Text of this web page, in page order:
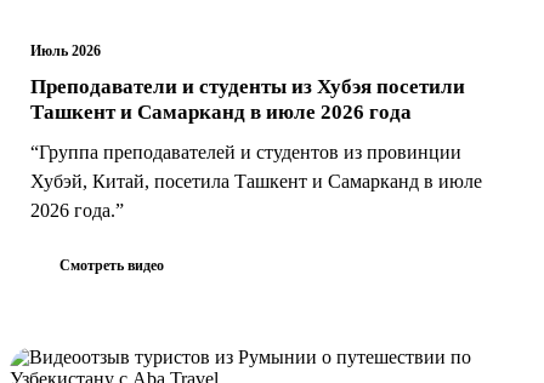
Июль 2026
Преподаватели и студенты из Хубэя посетили
Ташкент и Самарканд в июле 2026 года
“Группа преподавателей и студентов из провинции
Хубэй, Китай, посетила Ташкент и Самарканд в июле
2026 года.”
Смотреть видео